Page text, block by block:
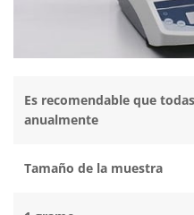
Es recomendable que
anualmente
Tamaño de la muestra